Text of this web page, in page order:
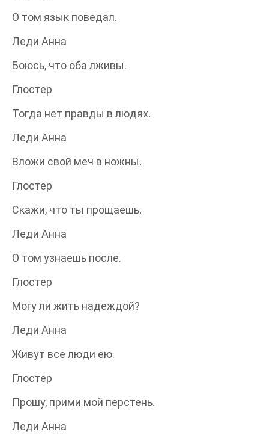
О том язык поведал.
Леди Анна
Боюсь, что оба лживы.
Глостер
Тогда нет правды в людях.
Леди Анна
Вложи свой меч в ножны.
Глостер
Скажи, что ты прощаешь.
Леди Анна
О том узнаешь после.
Глостер
Могу ли жить надеждой?
Леди Анна
Живут все люди ею.
Глостер
Прошу, прими мой перстень.
Леди Анна